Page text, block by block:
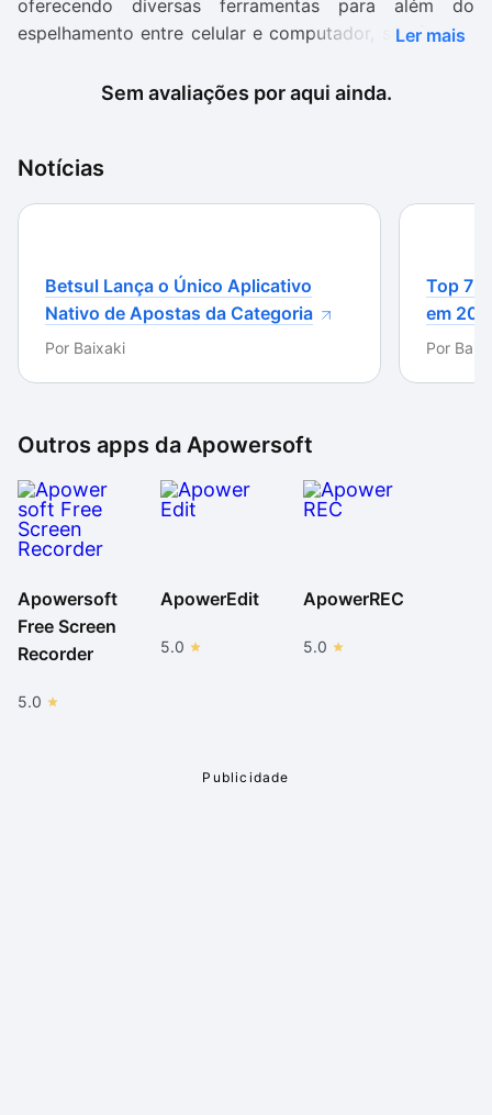
oferecendo diversas ferramentas para além do
espelhamento entre celular e computador, sua função
Para quem tem pouco conhecimento digital e pode se
tutoriais que servem de guia, uma outra questão de
espelhamento em um primeiro contato ainda se faz
Graças a essa junção de pontos positivos, o
ApowerMirror está mais que recomendado!
Ler mais
Sem avaliações por aqui ainda.
Notícias
Betsul Lança o Único Aplicativo
Nativo de Apostas da Categoria
Por Baixaki
Top 7
em
Por
Outros apps da Apowersoft
Apowersoft
Free Screen
Recorder
5.0
ApowerEdit
5.0
ApowerREC
5.0